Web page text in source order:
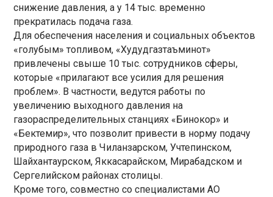
снижение давления, а у 14 тыс. временно
прекратилась подача газа.
Для обеспечения населения и социальных объектов
«голубым» топливом, «Худудгазтаъминот»
привлечены свыше 10 тыс. сотрудников сферы,
которые «прилагают все усилия для решения
проблем». В частности, ведутся работы по
увеличению выходного давления на
газораспределительных станциях «Бинокор» и
«Бектемир», что позволит привести в норму подачу
природного газа в Чиланзарском, Учтепинском,
Шайхантаурском, Яккасарайском, Мирабадском и
Сергелийском районах столицы.
Кроме того, совместно со специалистами АО